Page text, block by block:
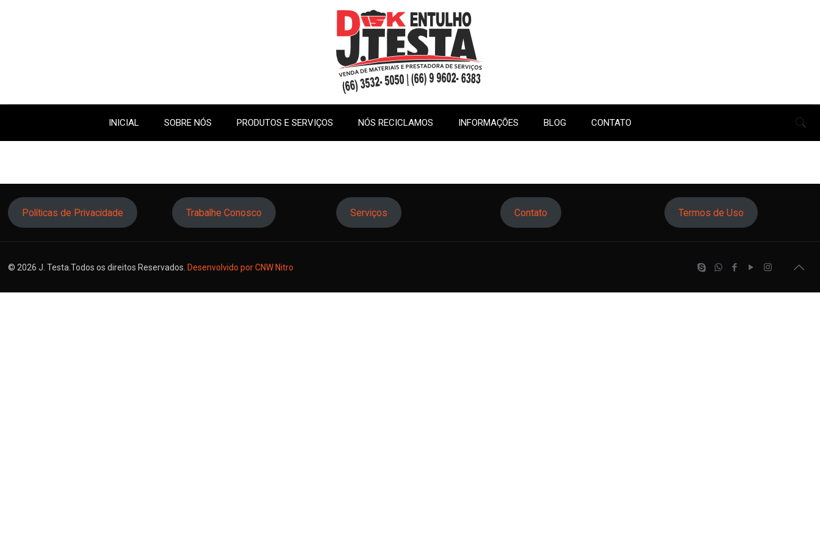
INICIAL SOBRE NÓS PRODUTOS E SERVIÇOS NÓS RECICLAMOS INFORMAÇÕES BLOG CONTATO
Políticas de Privacidade Trabalhe Conosco Serviços Contato Termos de Uso
© 2026 J. Testa.Todos os direitos Reservados. Desenvolvido por CNW Nitro